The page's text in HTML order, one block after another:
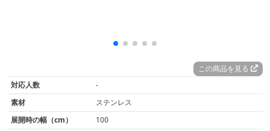
この商品を見る
対応人数
-
素材
ステンレス
展開時の幅（cm）
100